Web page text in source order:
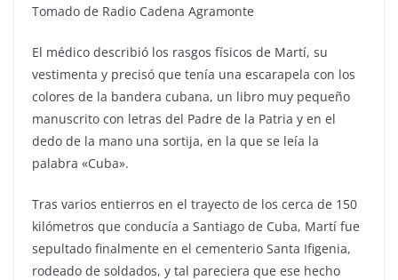
Tomado de Radio Cadena Agramonte
El médico describió los rasgos físicos de Martí, su
vestimenta y precisó que tenía una escarapela con los
colores de la bandera cubana, un libro muy pequeño
manuscrito con letras del Padre de la Patria y en el
dedo de la mano una sortija, en la que se leía la
palabra «Cuba».
Tras varios entierros en el trayecto de los cerca de 150
kilómetros que conducía a Santiago de Cuba, Martí fue
sepultado finalmente en el cementerio Santa Ifigenia,
rodeado de soldados, y tal pareciera que ese hecho